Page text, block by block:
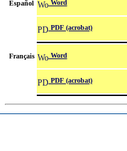
Español Word
PDF (acrobat)
Français Word
PDF (acrobat)